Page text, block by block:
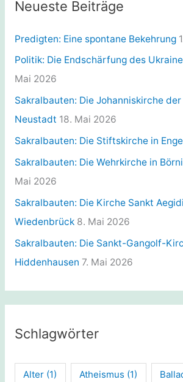
r
i
e
n
Neueste Beiträge
Predigten: Eine spontane Bekehrung
Politik: Die Endschärfung des
Mai 2026
Sakralbauten: Die Johanniskirche
Neustadt 18. Mai 2026
Sakralbauten: Die Stiftskirche in
Sakralbauten: Die Wehrkirche in
Mai 2026
Sakralbauten: Die Kirche Sankt
Wiedenbrück 8. Mai 2026
Sakralbauten: Die Sankt-Gangolf-
Hiddenhausen 7. Mai 2026
Schlagwörter
Alter (1) Atheismus (1)